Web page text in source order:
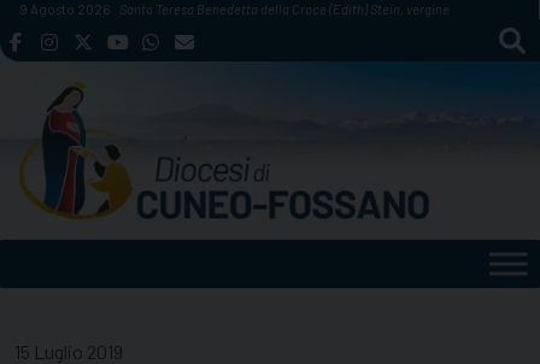
Skip
to
9 Agosto 2026 Santa Teresa Benedetta della Croce (Edith) Stein, vergine
15 Luglio 2019